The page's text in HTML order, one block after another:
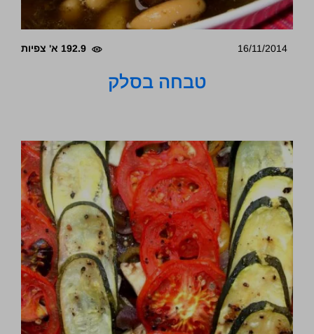
16/11/2014 192.9 א' צפיות
טבחה בסלק